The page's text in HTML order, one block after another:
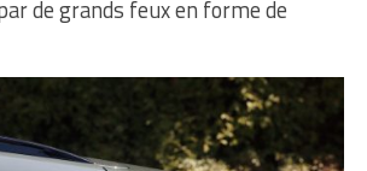
de grands feux en forme de